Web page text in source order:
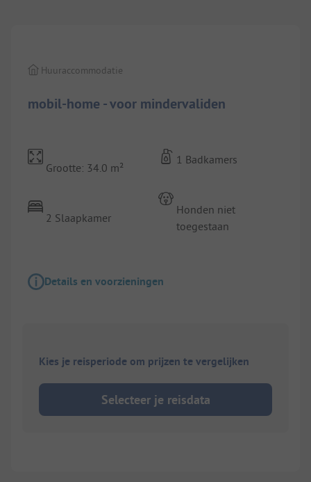
mobil-home - voor mindervaliden
Huuraccommodatie
Grootte: 34.0 m²
2 Slaapkamer
1 Badkamers
Honden niet
toegestaan
Details en voorzieningen
Kies je reisperiode om prijzen te vergelijken
Selecteer je reisdata